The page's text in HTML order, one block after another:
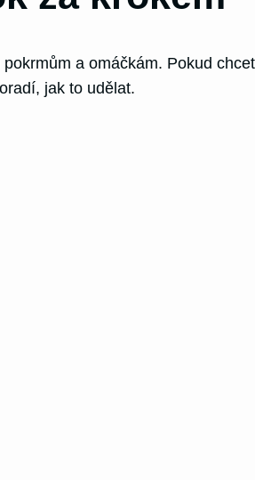
a omáčkám. Pokud
jak to udělat.